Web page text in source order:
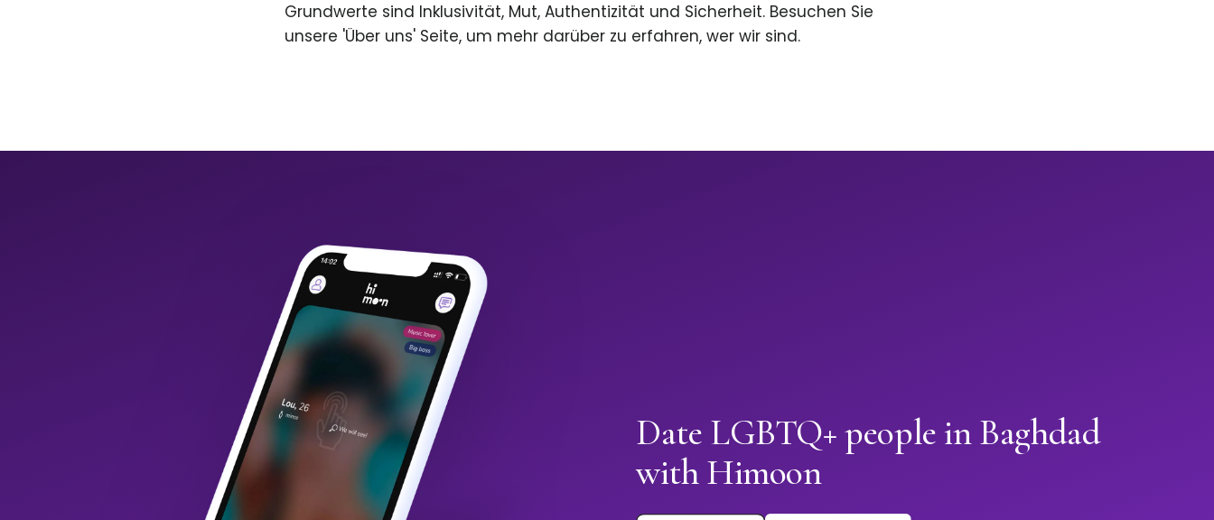
Grundwerte sind Inklusivität, Mut, Authentizität und Sicherheit. Besuchen Sie
unsere 'Über uns' Seite, um mehr darüber zu erfahren, wer wir sind.
Date LGBTQ+ people in Baghdad
with Himoon